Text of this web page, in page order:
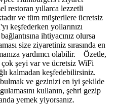
restoran yıllarca lezzetli
ve tüm müşterilere ücretsiz
keşfederken yollarınızı
ihtiyacınız olursa
size ziyaretiniz sırasında en
yardımcı olabilir. Özetle,
şeyi var ve ücretsiz WiFi
kalmadan keşfedebilirsiniz.
ve gezinizi en iyi şekilde
kullanın, şehri gezip
yemek yiyorsanız.